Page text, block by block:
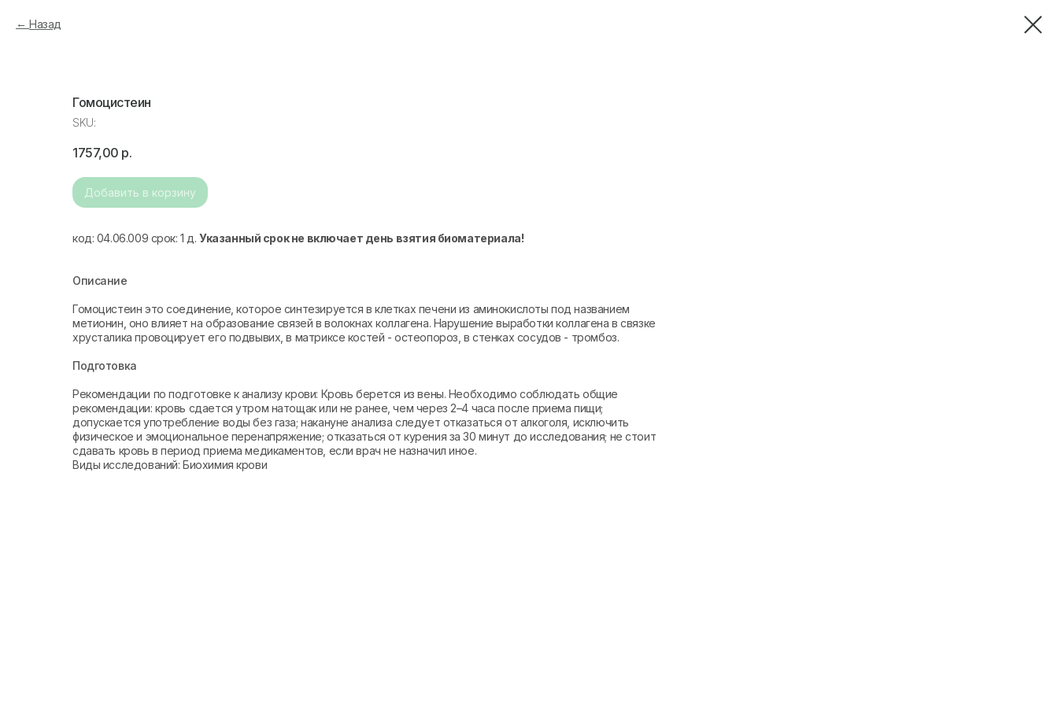
Назад
Гомоцистеин
SKU:
1757,00 р.
Добавить в корзину
код: 04.06.009 срок: 1 д.Указанный срок не включает день взятия биоматериала!
Описание
Гомоцистеин это соединение, которое синтезируется в клетках печени из аминокислоты под названием
метионин, оно влияет на образование связей в волокнах коллагена. Нарушение выработки коллагена в связке
хрусталика провоцирует его подвывих, в матриксе костей - остеопороз, в стенках сосудов - тромбоз.
Подготовка
Рекомендации по подготовке к анализу крови: Кровь берется из вены. Необходимо соблюдать общие
рекомендации: кровь сдается утром натощак или не ранее, чем через 2–4 часа после приема пищи;
допускается употребление воды без газа; накануне анализа следует отказаться от алкоголя, исключить
физическое и эмоциональное перенапряжение; отказаться от курения за 30 минут до исследования; не стоит
сдавать кровь в период приема медикаментов, если врач не назначил иное.
Виды исследований: Биохимия крови